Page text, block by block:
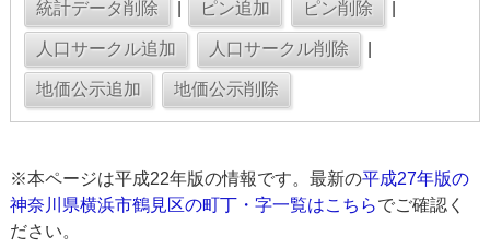
※本ページは平成22年版の情報です。最新の平成27年版の
神奈川県横浜市鶴見区の町丁・字一覧はこちらでご確認く
ださい。